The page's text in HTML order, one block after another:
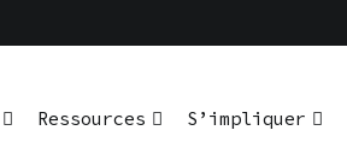
Ressources S’impliquer